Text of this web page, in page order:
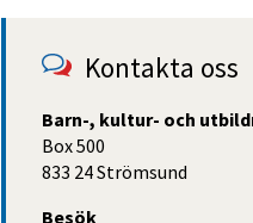
Kontakta oss
Barn-, kultur- och
Box 500
833 24 Strömsund
Besök